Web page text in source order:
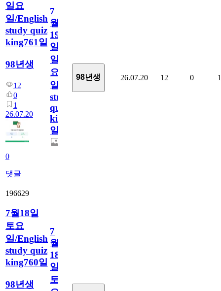
일요
일/English
study quiz
king761일
98년생
12
0
1
26.07.20
0
댓글
7
월
19
일
일
요
일/English
study
quiz
king761
일
98년생 26.07.20 12 0 1
196629
7월18일
토요
일/English
study quiz
king760일
98년생
7
월
18
일
토